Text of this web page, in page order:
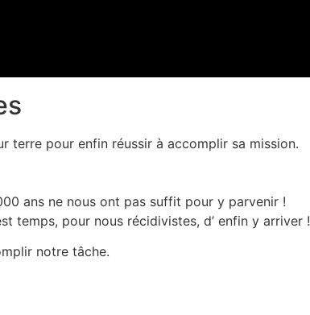
terre pour enfin réussir à accomplir sa mission.
ans ne nous ont pas suffit pour y parvenir !
temps, pour nous récidivistes, d’ enfin y arriver !
notre tâche.